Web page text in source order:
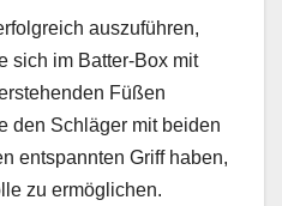
auszuführen,
sich im Batter-Box mit
Füßen
den Schläger mit beiden
entspannten Griff haben,
zu ermöglichen.